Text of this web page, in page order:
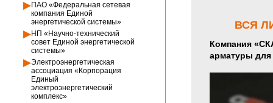
ВСЯ
Компания
арматуры для
ПАО «Федеральная сетевая
компания Единой
энергетической системы»
НП «Научно-технический
совет Единой энергетической
системы»
Электроэнергетическая
ассоциация «Корпорация
Единый
электроэнергетический
комплекс»